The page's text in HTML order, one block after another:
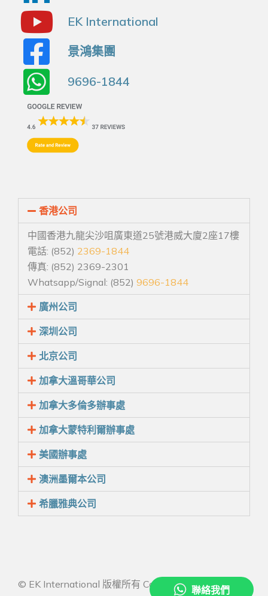
EK International
景鴻集團
9696-1844
香港公司
中國香港九龍尖沙咀廣東道25號港威大廈2座17樓
電話: (852) 2369-1844
傳真: (852) 2369-2301
Whatsapp/Signal: (852) 9696-1844
廣州公司
深圳公司
北京公司
加拿大溫哥華公司
加拿大多倫多辦事處
加拿大蒙特利爾辦事處
美國辦事處
澳洲墨爾本公司
希臘雅典公司
© EK International 版權所有 Copyright 2026 All